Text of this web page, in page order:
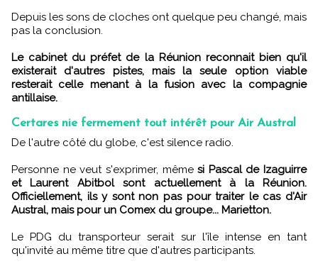
Depuis les sons de cloches ont quelque peu changé, mais
pas la conclusion.
Le cabinet du préfet de la Réunion reconnait bien qu'il
existerait d'autres pistes, mais la seule option viable
resterait celle menant à la fusion avec la compagnie
antillaise.
Certares nie fermement tout intérêt pour Air Austral
De l'autre côté du globe, c'est silence radio.
Personne ne veut s'exprimer, mêmesi Pascal de Izaguirre
et Laurent Abitbol sont actuellement à la Réunion.
Officiellement, ils y sont non pas pour traiter le cas d'Air
Austral, mais pour un Comex du groupe... Marietton.
Le PDG du transporteur serait sur l'île intense en tant
qu'invité au même titre que d'autres participants.